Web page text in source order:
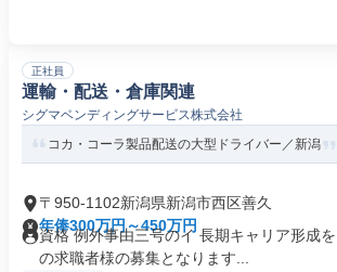
正社員
運輸・配送・倉庫関連
シグマベンディングサービス株式会社
コカ・コーラ製品配送の大型ドライバー／新潟
〒950-1102新潟県新潟市西区善久
年俸300万円～450万円
資格 例外事由三号のイ 長期キャリア形成
の求職者様の募集となります...